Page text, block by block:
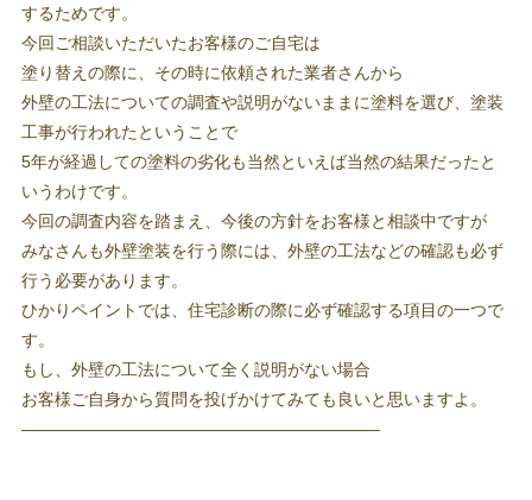
するためです。
今回ご相談いただいたお客様のご自宅は
塗り替えの際に、その時に依頼された業者さんから
外壁の工法についての調査や説明がないままに塗料を選び、塗装
工事が行われたということで
5年が経過しての塗料の劣化も当然といえば当然の結果だったと
いうわけです。
今回の調査内容を踏まえ、今後の方針をお客様と相談中ですが
みなさんも外壁塗装を行う際には、外壁の工法などの確認も必ず
行う必要があります。
ひかりペイントでは、住宅診断の際に必ず確認する項目の一つで
す。
もし、外壁の工法について全く説明がない場合
お客様ご自身から質問を投げかけてみても良いと思いますよ。
—————————————————————–